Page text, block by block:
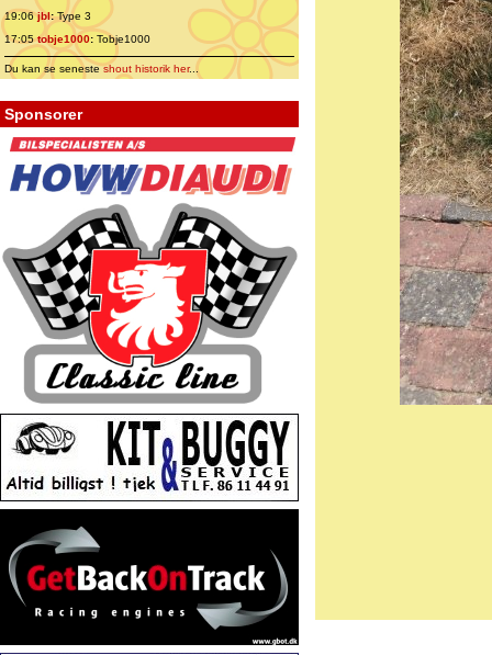
19:06jbl:Type 3
17:05tobje1000: Tobje1000
Du kan se senesteshout historik her...
Sponsorer